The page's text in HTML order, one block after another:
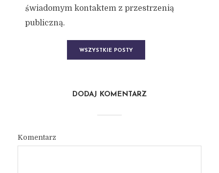
świadomym kontaktem z przestrzenią
publiczną.
WSZYSTKIE POSTY
DODAJ KOMENTARZ
Komentarz